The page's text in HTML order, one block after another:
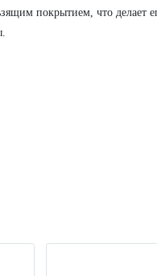
покрытием, что делает